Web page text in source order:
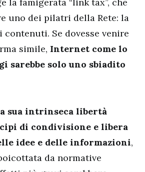
uno dei pilatri della Rete: la
Se dovesse venire
simile, Internet come lo
sarebbe solo uno sbiadito
sua intrinseca libertà
di condivisione e libera
idee e delle informazioni,
da normative